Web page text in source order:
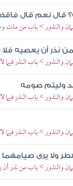
قال نعم قال
والنذور > باب من مات
نذر أن يعصيه
> باب النذر فيما
وليتم صومه
> باب النذر فيما
> باب النذر فيما
ولا يرى صيامهما
والنذور > باب من نذر أن